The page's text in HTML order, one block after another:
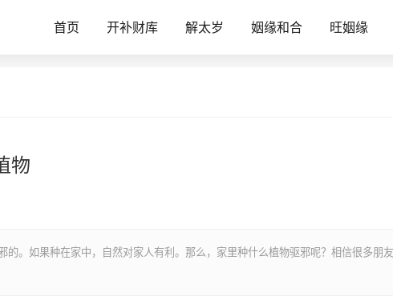
首页 开补财库 解太岁 姻缘和合 旺姻缘
物
。如果种在家中，自然对家人有利。那么，家里种什么植物驱邪呢？相信很多朋